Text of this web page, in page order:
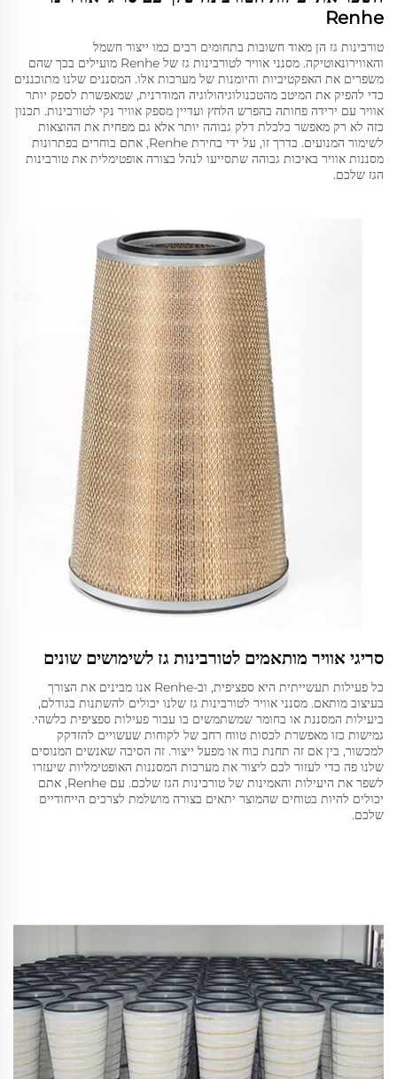
Renhe
טורבינות גז הן מאוד חשובות בתחומים רבים כמו ייצור חשמל
והאווירונאוטיקה. מסנני אוויר לטורבינות גז של Renhe מועילים בכך שהם
משפרים את האפקטיביות והיומנות של מערכות אלו. המסננים שלנו מתוכננים
כדי להפיק את המיטב מהטכנולוגיהולוגיה המודרנית, שמאפשרת לספק יותר
אוויר עם ירידה פחותה בהפרש הלחץ ועדיין מספק אוויר נקי לטורבינות. תכנון
כזה לא רק מאפשר כלכלת דלק גבוהה יותר אלא גם מפחית את ההוצאות
לשימור המנועים. בדרך זו, על ידי בחירת Renhe, אתם בוחרים בפתרונות
מסננות אוויר באיכות גבוהה שתסייעו לנהל בצורה אופטימלית את טורבינות
הגז שלכם.
סריגי אוויר מותאמים לטורבינות גז לשימושים שונים
כל פעילות תעשייתית היא ספציפית, וב-Renhe אנו מבינים את הצורך
בעיצוב מותאם. מסנני אוויר לטורבינות גז שלנו יכולים להשתנות בגודלם,
ביעילות המסננת או בחומר שמשתמשים בו עבור פעילות ספציפית כלשהי.
גמישות כזו מאפשרת לכסות טווח רחב של לקוחות שעשויים להזדקק
למכשור, בין אם זה תחנת כוח או מפעל ייצור. זה הסיבה שאנשים המנוסים
שלנו פה כדי לעזור לכם ליצור את מערכות המסננות האופטימליות שיעזרו
לשפר את היעילות והאמינות של טורבינות הגז שלכם. עם Renhe, אתם
יכולים להיות בטוחים שהמוצר יתאים בצורה מושלמת לצרכים הייחודיים
שלכם.